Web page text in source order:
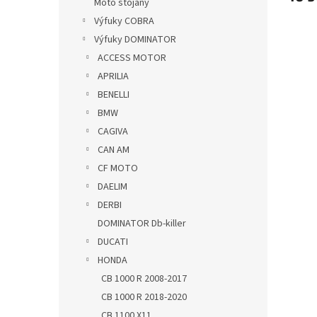
Moto stojany
Výfuky COBRA
Výfuky DOMINATOR
ACCESS MOTOR
APRILIA
BENELLI
BMW
CAGIVA
CAN AM
CF MOTO
DAELIM
DERBI
DOMINATOR Db-killer
DUCATI
HONDA
CB 1000 R 2008-2017
CB 1000 R 2018-2020